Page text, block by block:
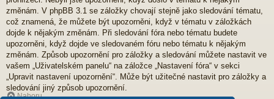
změnám. V phpBB 3.1 se záložky chovají stejně jako sledování tématu,
což znamená, že můžete být upozorněni, když v tématu v záložkách
dojde k nějakým změnám. Při sledování fóra nebo tématu budete
upozorněni, když dojde ve sledovaném fóru nebo tématu k nějakým
změnám. Způsob upozornění pro záložky a sledování můžete nastavit ve
vašem „Uživatelském panelu“ na záložce „Nastavení fóra“ v sekci
„Upravit nastavení upozornění“. Může být užitečné nastavit pro záložky a
sledování jiný způsob upozornění.
Nahoru